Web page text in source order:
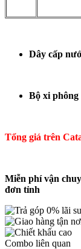
Dây cấp
Bộ xi phông
Tổng giá trên
Miễn phí vận
đơn tỉnh
Combo liên quan